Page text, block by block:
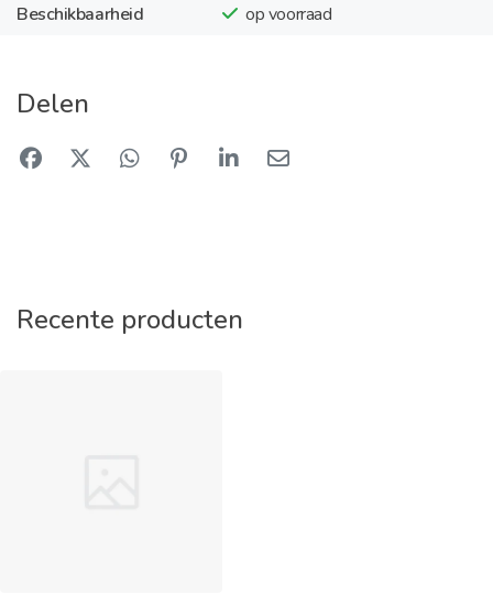
Beschikbaarheid
op voorraad
Delen
Recente producten